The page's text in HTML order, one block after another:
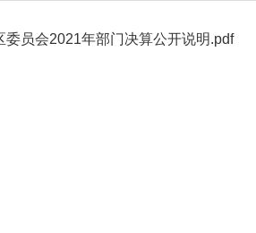
员会2021年部门决算公开说明.pdf